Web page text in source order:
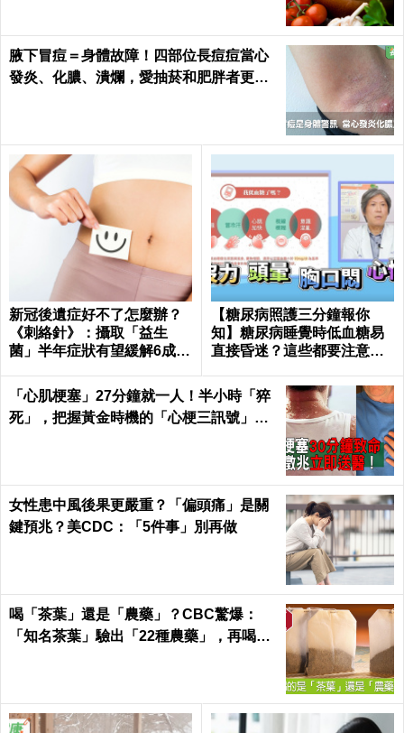
腋下冒痘＝身體故障！四部位長痘痘當心
發炎、化膿、潰爛，愛抽菸和肥胖者更要
新冠後遺症好不了怎麼辦？
《刺絡針》：攝取「益生
菌」半年症狀有望緩解6成以
【糖尿病照護三分鐘報你
知】糖尿病睡覺時低血糖易
直接昏迷？這些都要注意！
「心肌梗塞」27分鐘就一人！半小時「猝
死」，把握黃金時機的「心梗三訊號」！
女性患中風後果更嚴重？「偏頭痛」是關
鍵預兆？美CDC：「5件事」別再做
喝「茶葉」還是「農藥」？CBC驚爆：
「知名茶葉」驗出「22種農藥」，再喝癌